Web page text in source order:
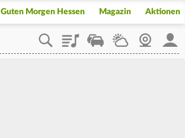
Guten Morgen Hessen Magazin Aktionen
PlaylistStaupilotWetterWebcam